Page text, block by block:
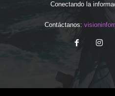
Conectando la
Contáctanos: